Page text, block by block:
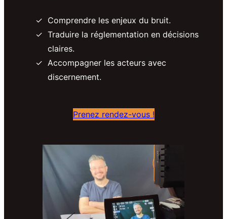
Comprendre les enjeux du bruit.
Traduire la réglementation en décisions
claires.
Accompagner les acteurs avec
discernement.
Prenez rendez-vous !